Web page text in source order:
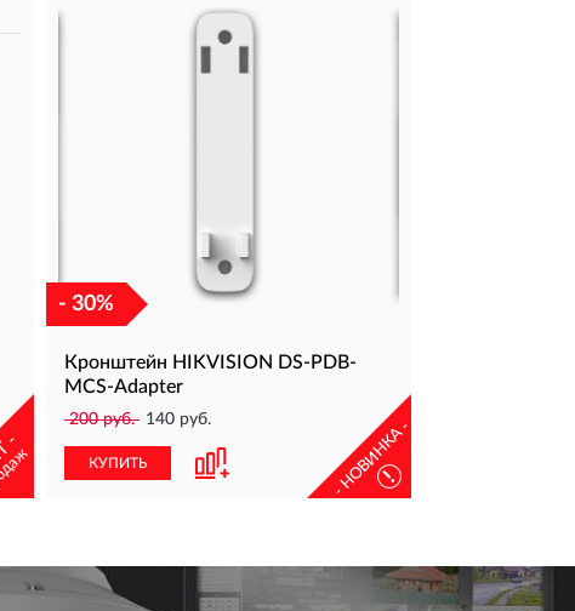
-
- 30%
Кронштейн HIKVISION DS-PDB-
MCS-Adapter
200 руб. 140 руб.
КУПИТЬ - НОВИНКА -
!